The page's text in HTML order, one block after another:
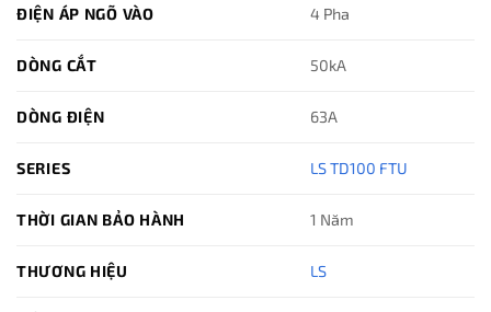
ĐIỆN ÁP NGÕ VÀO 4 Pha
DÒNG CẮT 50kA
DÒNG ĐIỆN 63A
SERIES LS TD100 FTU
THỜI GIAN BẢO HÀNH 1 Năm
THƯƠNG HIỆU LS